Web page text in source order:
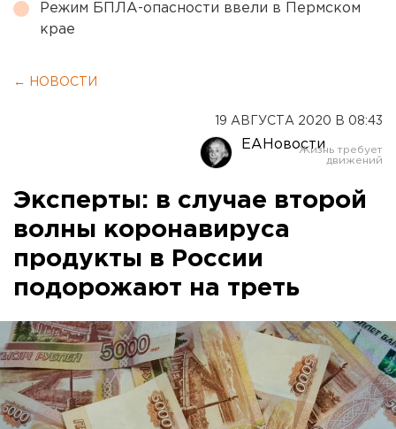
Режим БПЛА-опасности ввели в Пермском
крае
← НОВОСТИ
19 АВГУСТА 2020 В 08:43
ЕАНовости
Эксперты: в случае второй
волны коронавируса
продукты в России
подорожают на треть